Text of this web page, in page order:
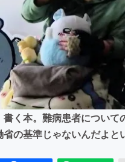
く本。難病患者につい
省の基準じゃないんだよ